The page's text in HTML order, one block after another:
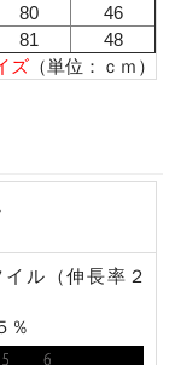
80
46
81
48
ズ （単位：ｃｍ）
ル（伸長率２
％